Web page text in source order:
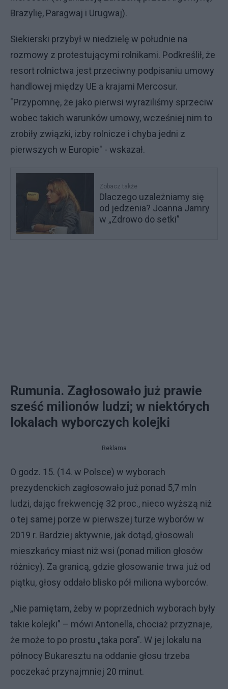
Brazylię, Paragwaj i Urugwaj).
Siekierski przybył w niedzielę w południe na
rozmowy z protestującymi rolnikami. Podkreślił, że
resort rolnictwa jest przeciwny podpisaniu umowy
handlowej między UE a krajami Mercosur.
"Przypomnę, że jako pierwsi wyraziliśmy sprzeciw
wobec takich warunków umowy, wcześniej nim to
zrobiły związki, izby rolnicze i chyba jedni z
pierwszych w Europie" - wskazał.
Zobacz także
Dlaczego uzależniamy się
od jedzenia? Joanna Jamry
w „Zdrowo do setki”
Rumunia. Zagłosowało już prawie
sześć milionów ludzi; w niektórych
lokalach wyborczych kolejki
Reklama
O godz. 15. (14. w Polsce) w wyborach
prezydenckich zagłosowało już ponad 5,7 mln
ludzi, dając frekwencję 32 proc., nieco wyższą niż
o tej samej porze w pierwszej turze wyborów w
2019 r. Bardziej aktywnie, jak dotąd, głosowali
mieszkańcy miast niż wsi (ponad milion głosów
różnicy). Za granicą, gdzie głosowanie trwa już od
piątku, głosy oddało blisko pół miliona wyborców.
„Nie pamiętam, żeby w poprzednich wyborach były
takie kolejki” – mówi Antonella, chociaż przyznaje,
że może to po prostu „taka pora”. W jej lokalu na
północy Bukaresztu na oddanie głosu trzeba
poczekać przynajmniej 20 minut.